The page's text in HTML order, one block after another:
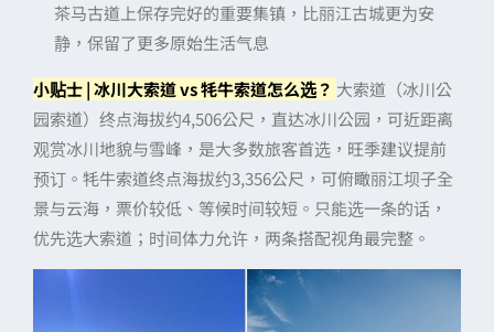
茶马古道上保存完好的重要集镇，比丽江古城更为安
静，保留了更多原始生活气息
小贴士 | 冰川大索道 vs 牦牛索道怎么选？ 大索道（冰川公
园索道）终点海拔约4,506公尺，直达冰川公园，可近距离
观赏冰川地貌与雪峰，是大多数旅客首选，旺季建议提前
预订。牦牛索道终点海拔约3,356公尺，可俯瞰丽江坝子全
景与云海，票价较低、等候时间较短。只能选一条的话，
优先选大索道；时间体力允许，两条搭配视角最完整。